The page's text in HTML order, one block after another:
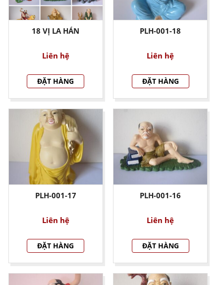
18 VỊ LA HÁN
Liên hệ
ĐẶT HÀNG
PLH-001-18
Liên hệ
ĐẶT HÀNG
PLH-001-17
Liên hệ
ĐẶT HÀNG
PLH-001-16
Liên hệ
ĐẶT HÀNG